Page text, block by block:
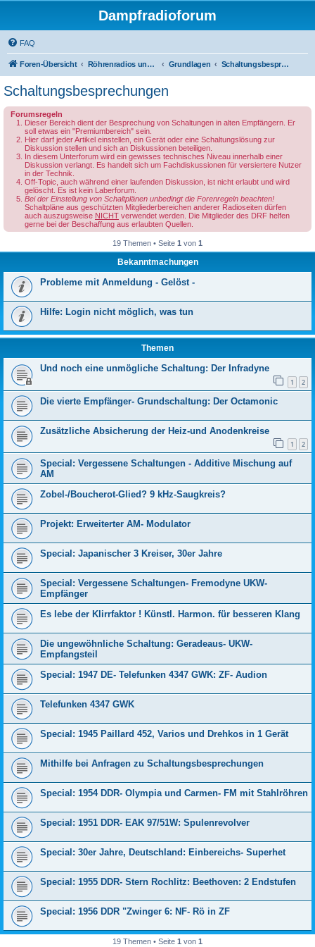
Dampfradioforum
FAQ
Foren-Übersicht Röhrenradios und andere Dampfradios Grundlagen Schaltungsbesprechungen
Schaltungsbesprechungen
Forumsregeln
Dieser Bereich dient der Besprechung von Schaltungen in alten Empfängern. Er
soll etwas ein "Premiumbereich" sein.
Hier darf jeder Artikel einstellen, ein Gerät oder eine Schaltungslösung zur
Diskussion stellen und sich an Diskussionen beteiligen.
In diesem Unterforum wird ein gewisses technisches Niveau innerhalb einer
Diskussion verlangt. Es handelt sich um Fachdiskussionen für versiertere Nutzer
in der Technik.
Off-Topic, auch während einer laufenden Diskussion, ist nicht erlaubt und wird
gelöscht. Es ist kein Laberforum.
Bei der Einstellung von Schaltplänen unbedingt die Forenregeln beachten!
Schaltpläne aus geschützten Mitgliederbereichen anderer Radioseiten dürfen
auch auszugsweise NICHT verwendet werden. Die Mitglieder des DRF helfen
gerne bei der Beschaffung aus erlaubten Quellen.
19 Themen • Seite 1 von 1
Bekanntmachungen
Probleme mit Anmeldung - Gelöst -
Hilfe: Login nicht möglich, was tun
Themen
Und noch eine unmögliche Schaltung: Der Infradyne
1 2
Die vierte Empfänger- Grundschaltung: Der Octamonic
Zusätzliche Absicherung der Heiz-und Anodenkreise
1 2
Special: Vergessene Schaltungen - Additive Mischung auf
AM
Zobel-/Boucherot-Glied? 9 kHz-Saugkreis?
Projekt: Erweiterter AM- Modulator
Special: Japanischer 3 Kreiser, 30er Jahre
Special: Vergessene Schaltungen- Fremodyne UKW-
Empfänger
Es lebe der Klirrfaktor ! Künstl. Harmon. für besseren Klang
Die ungewöhnliche Schaltung: Geradeaus- UKW-
Empfangsteil
Special: 1947 DE- Telefunken 4347 GWK: ZF- Audion
Telefunken 4347 GWK
Special: 1945 Paillard 452, Varios und Drehkos in 1 Gerät
Mithilfe bei Anfragen zu Schaltungsbesprechungen
Special: 1954 DDR- Olympia und Carmen- FM mit Stahlröhren
Special: 1951 DDR- EAK 97/51W: Spulenrevolver
Special: 30er Jahre, Deutschland: Einbereichs- Superhet
Special: 1955 DDR- Stern Rochlitz: Beethoven: 2 Endstufen
Special: 1956 DDR "Zwinger 6: NF- Rö in ZF
19 Themen • Seite 1 von 1